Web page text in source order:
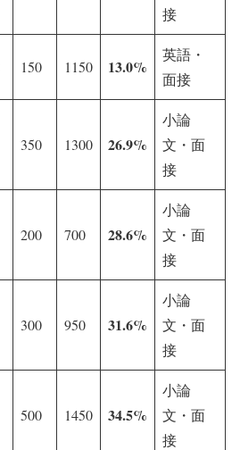
接
150 1150 13.0%
英語・
面接
350 1300 26.9%
小論
文・面
接
200 700 28.6%
小論
文・面
接
300 950 31.6%
小論
文・面
接
500 1450 34.5%
小論
文・面
接